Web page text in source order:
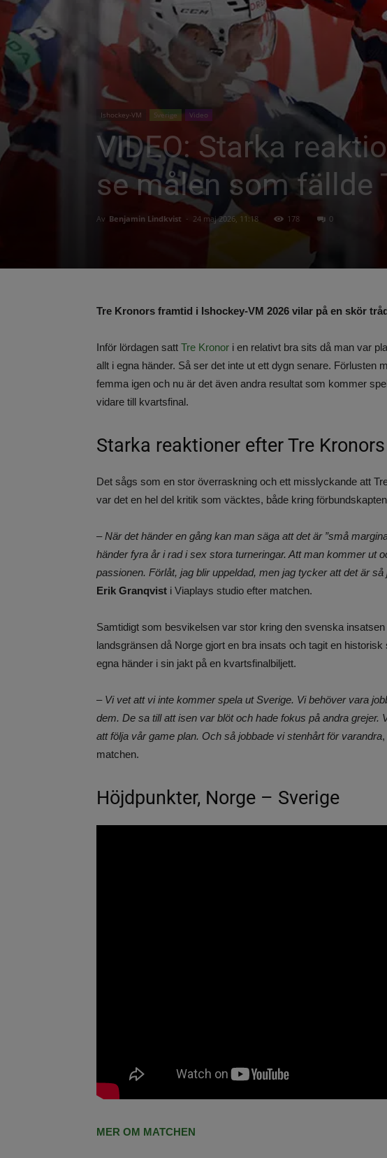
Ishockey-VM Sverige Video
VIDEO: Starka
se målen som fällde
Av Benjamin Lindkvist - 24 maj 2026, 11:18 178 0
Tre Kronors framtid i Ishockey-VM 2026 vilar på en skör
Inför lördagen satt Tre Kronor i en relativt bra sits då man var
allt i egna händer. Så ser det inte ut ett dygn senare. Förlusten
femma igen och nu är det även andra resultat som kommer
vidare till kvartsfinal.
Starka reaktioner efter Tre
Det sågs som en stor överraskning och ett misslyckande att
var det en hel del kritik som väcktes, både kring
– När det händer en gång kan man säga att det är ”små
händer fyra år i rad i sex stora turneringar. Att man kommer ut
passionen. Förlåt, jag blir uppeldad, men jag tycker att det är
Erik Granqvist i Viaplays studio efter matchen.
Samtidigt som besvikelsen var stor kring den svenska
landsgränsen då Norge gjort en bra insats och tagit en
egna händer i sin jakt på en kvartsfinalbiljett.
– Vi vet att vi inte kommer spela ut Sverige. Vi behöver vara
dem. De sa till att isen var blöt och hade fokus på andra grejer.
att följa vår game plan. Och så jobbade vi stenhårt för varandra
matchen.
Höjdpunkter, Norge – Sverige
MER OM MATCHEN